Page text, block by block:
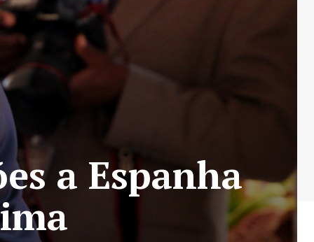
a Espanha